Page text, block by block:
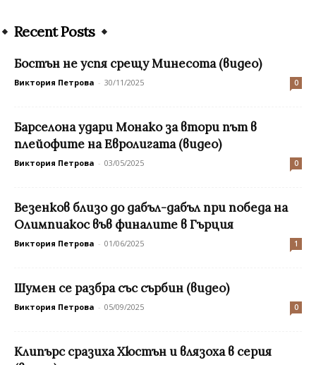
Recent Posts
Бостън не успя срещу Минесота (видео)
Виктория Петрова - 30/11/2025 0
Барселона удари Монако за втори път в
плейофите на Евролигата (видео)
Виктория Петрова - 03/05/2025 0
Везенков близо до дабъл-дабъл при победа на
Олимпиакос във финалите в Гърция
Виктория Петрова - 01/06/2025 1
Шумен се разбра със сърбин (видео)
Виктория Петрова - 05/09/2025 0
Клипърс сразиха Хюстън и влязоха в серия